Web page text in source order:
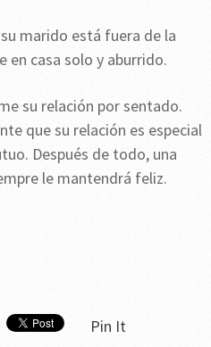
marido está fuera de la
en casa solo y aburrido.
su relación por sentado.
que su relación es especial
Después de todo, una
le mantendrá feliz.
Pin It